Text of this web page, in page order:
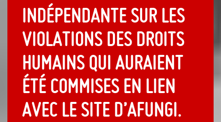
indépendante sur les
violations des droits
humains qui auraient
été commises en lien
avec le site d’Afungi.